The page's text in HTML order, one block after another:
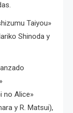
Taiyou»
Shinoda y
no Alice»
y R. Matsui),